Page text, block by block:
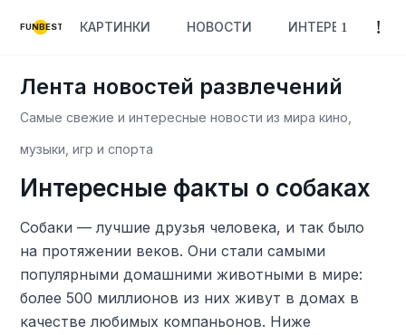
FUNBEST КАРТИНКИ НОВОСТИ ИНТЕРЕСНОЕ
Лента новостей развлечений
Самые свежие и интересные новости из мира кино,
музыки, игр и спорта
Интересные факты о собаках
Собаки — лучшие друзья человека, и так было
на протяжении веков. Они стали самыми
популярными домашними животными в мире:
более 500 миллионов из них живут в домах в
качестве любимых компаньонов. Ниже